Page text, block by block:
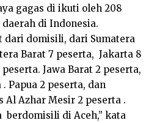
gagas di ikuti oleh 208
di Indonesia.
dari domisili, dari Sumatera
Barat 7 peserta, Jakarta 8
Jawa Barat 2 peserta,
Papua 2 peserta, dan
Al Azhar Mesir 2 peserta .
berdomisili di Aceh,” kata